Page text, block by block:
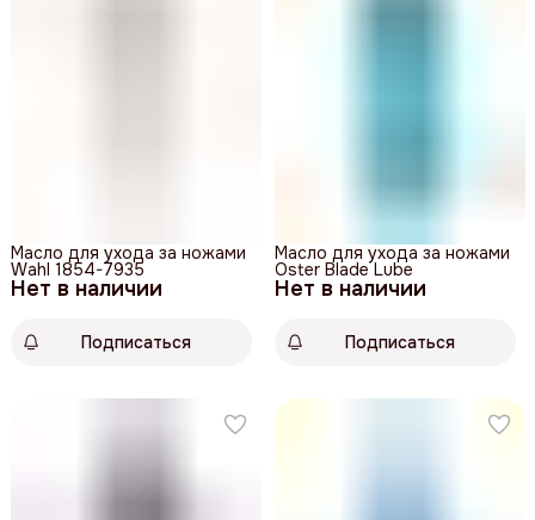
Нет в наличии
Масло для ухода за ножами
Wahl 1854-7935
Подписаться
Нет в наличии
Масло для ухода за ножами
Oster Blade Lube
Подписаться